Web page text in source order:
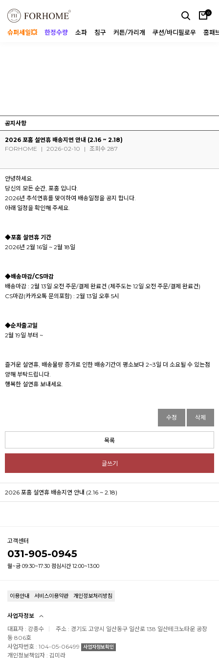
0
슈퍼세일💥 한정수량 소파 침구 커튼/가리개 쿠션/바디필로우 홈패
공지사항
2026 포홈 설연휴 배송지연 안내 (2.16 ~ 2.18)
FORHOME
| 2026-02-10 | 조회수 287
안녕하세요.
당신의 모든 순간, 포홈 입니다.
2026년 추석연휴를 맞이하여 배송일정을 공지 합니다.
아래 일정을 확인해 주세요.
◆포홈 설연휴 기간
2026년 2월 16일 ~ 2월 18일
◆배송마감/CS마감
배송마감 : 2월 13일 오전 주문/결제 완료건 (제주도는 12일 오전 주문/결제 완료건)
CS마감(카카오톡 문의포함) : 2월 13일 오후 5시
◆순차출고일
2월 19일 부터 ~
즐거운 설연휴, 배송물량 증가로 인한 배송기간이 평소보다 2~3일 더 소요될 수 있는점
양해 부탁드립니다.
행복한 설연휴 보내세요.
수정 삭제
목록
글쓰기
2026 포홈 설연휴 배송지연 안내 (2.16 ~ 2.18)
고객센터
031-905-0945
월~금 09:30~17:30 점심시간 12:00~13:00
이용안내 서비스이용약관 개인정보처리방침
사업자정보
대표자 : 강종수
주소 : 경기도 고양시 일산동구 일산로 138 일산테크노타운 공장
동 806호
사업자번호 : 104-05-06499
사업자정보확인
개인정보책임자 : 김미라